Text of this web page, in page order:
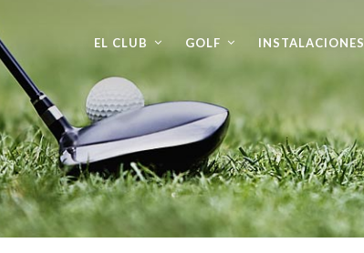
EL CLUB GOLF INSTALACIONES